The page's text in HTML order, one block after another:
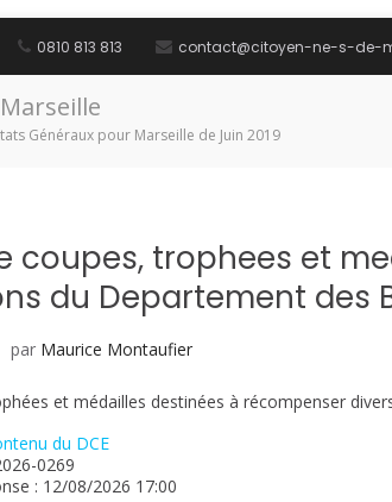
0810 813 813 contact@citoyen-ne-s-de-
Généraux pour Marseille de Juin 2019
coupes, trophees et
du Departement des
par Maurice Montaufier
et médailles destinées à récompenser
du DCE
0269
: 12/08/2026 17:00